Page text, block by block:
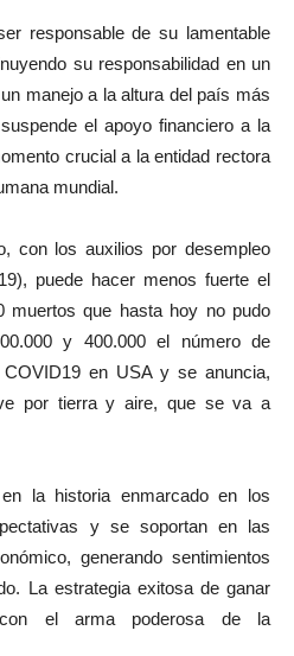
responsable de su lamentable
su responsabilidad en un
manejo a la altura del país más
el apoyo financiero a la
crucial a la entidad rectora
mundial.
con los auxilios por desempleo
puede hacer menos fuerte el
muertos que hasta hoy no pudo
y 400.000 el número de
en USA y se anuncia,
por tierra y aire, que se va a
la historia enmarcado en los
y se soportan en las
generando sentimientos
La estrategia exitosa de ganar
el arma poderosa de la